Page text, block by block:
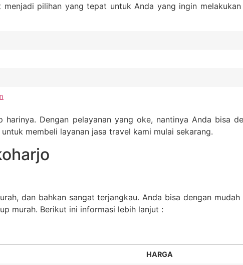
pilihan yang tepat untuk Anda yang ingin
Dengan pelayanan yang oke, nantinya Anda bisa
membeli layanan jasa travel kami mulai sekarang.
dan bahkan sangat terjangkau. Anda bisa dengan mudah
murah. Berikut ini informasi lebih lanjut :
HARGA